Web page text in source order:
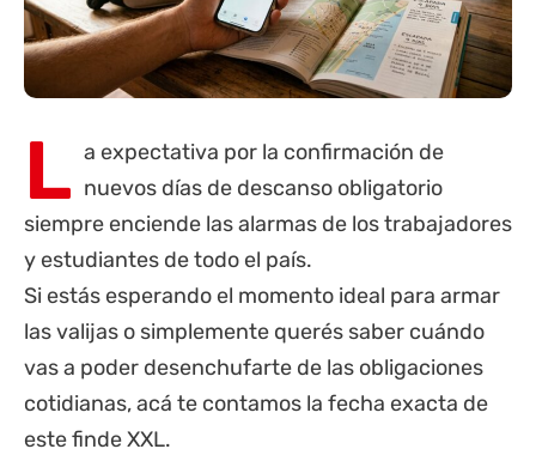
L a expectativa por la confirmación de
nuevos días de descanso obligatorio
siempre enciende las alarmas de los trabajadores
y estudiantes de todo el país.
Si estás esperando el momento ideal para armar
las valijas o simplemente querés saber cuándo
vas a poder desenchufarte de las obligaciones
cotidianas, acá te contamos la fecha exacta de
este finde XXL.